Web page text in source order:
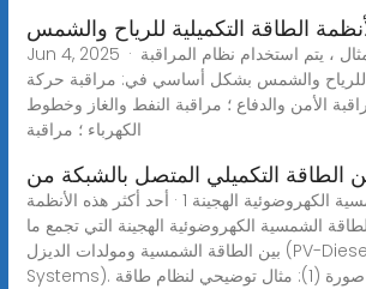
الطاقة التكميلية للرياح والشمس
Jun 4, 2025 · على سبيل المثال ، يتم استخدام نظام المراقبة
للرياح والشمس بشكل أساسي في: مراقبة حركة
الأمن والدفاع ؛ مراقبة النفط والغاز وخطوط
الكهرباء ؛ مراقبة
الطاقة التكميلي المتصل بالشبكة من
أنظمة الطاقة الشمسية الكهروضوئية الهجينة 1 · أحد أكثر هذه الأنظمة
الشمسية الكهروضوئية الهجينة التي تجمع ما
بين الطاقة الشمسية ومولدات الديزل (PV-Diesel Hybrid
Systems). صورة (1): مثال توضيحي لنظام طاقة